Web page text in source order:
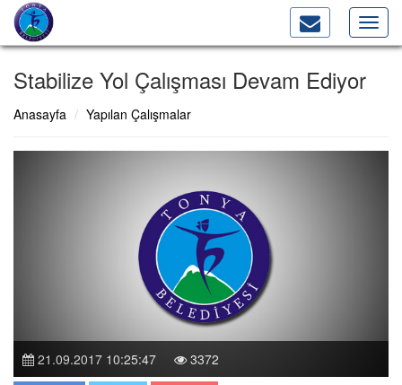
Stabilize Yol Çalışması Devam Ediyor
Anasayfa Yapılan Çalışmalar
21.09.2017 10:25:47
3372